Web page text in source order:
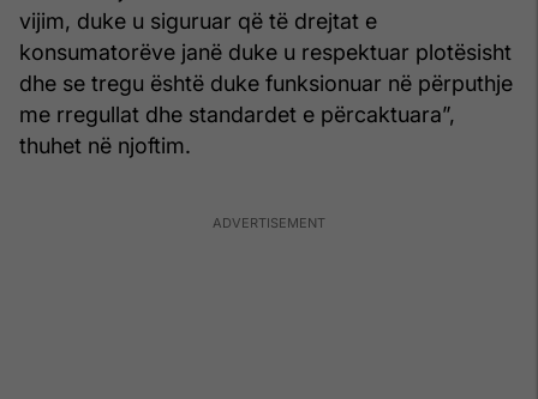
vijim, duke u siguruar që të drejtat e
konsumatorëve janë duke u respektuar plotësisht
dhe se tregu është duke funksionuar në përputhje
me rregullat dhe standardet e përcaktuara”,
thuhet në njoftim.